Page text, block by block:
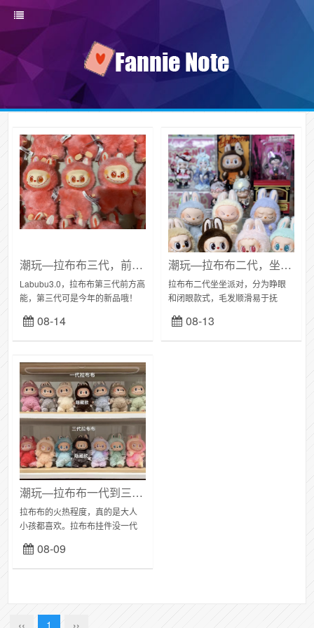
潮玩—拉布布三代，前方高能渐变色
Labubu3.0，拉布布第三代前方高
能，第三代可是今年的新品哦！
的颜色都独一无二，就像艺术品
一样～渐变颜色毛发蓬松得就像
08-14
潮玩—拉布布二代，坐姿版坐坐派对
拉布布二代坐坐派对，分为睁眼
和闭眼款式，毛发顺滑易于抚
呆萌得让人忍不住想捏一捏它们
的小脸蛋！ 表情精致到不行，每
08-13
潮玩—拉布布一代到三代的区别，你喜欢哪个？
拉布布的火热程度，真的是大人
小孩都喜欢。拉布布挂件没一代
小脸蛋上有腮红，还带着经典小
雀斑，皮肤有点黑，栗色的毛
08-09
‹‹ 1 ››